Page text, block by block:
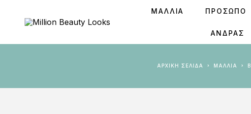
ΜΑΛΛΙΑ ΠΡΟΣΩΠΟ
ΆΝΔΡΑΣ
ΑΡΧΙΚΉ ΣΕΛΊΔΑ ΜΑΛΛΙΑ